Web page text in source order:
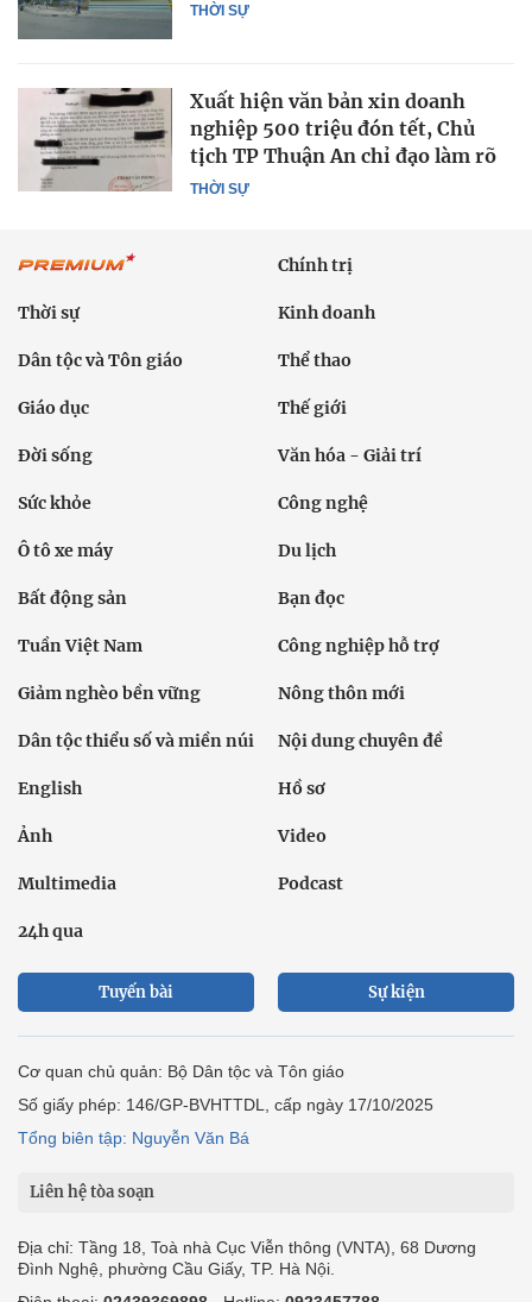
THỜI SỰ
THỜI SỰ
Xuất hiện văn bản xin doanh
nghiệp 500 triệu đón tết, Chủ
tịch TP Thuận An chỉ đạo làm rõ
Chính trị
Thời sự Kinh doanh
Dân tộc và Tôn giáo Thể thao
Giáo dục Thế giới
Đời sống Văn hóa - Giải trí
Sức khỏe Công nghệ
Ô tô xe máy Du lịch
Bất động sản Bạn đọc
Tuần Việt Nam Công nghiệp hỗ trợ
Giảm nghèo bền vững Nông thôn mới
Dân tộc thiểu số và miền núi Nội dung chuyên đề
English Hồ sơ
Ảnh Video
Multimedia Podcast
24h qua
Tuyến bài Sự kiện
Cơ quan chủ quản: Bộ Dân tộc và Tôn giáo
Số giấy phép: 146/GP-BVHTTDL, cấp ngày 17/10/2025
Tổng biên tập: Nguyễn Văn Bá
Liên hệ tòa soạn
Địa chỉ: Tầng 18, Toà nhà Cục Viễn thông (VNTA), 68 Dương
Đình Nghệ, phường Cầu Giấy, TP. Hà Nội.